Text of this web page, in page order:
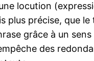
locution
plus précise, que
grâce à un
des